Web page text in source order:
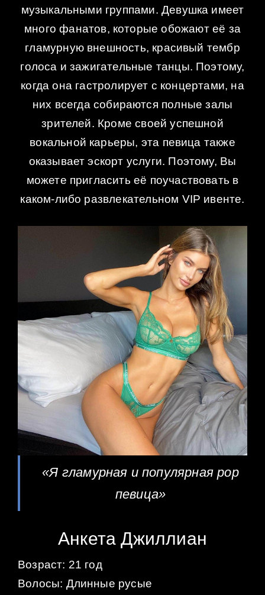
музыкальными группами. Девушка имеет
много фанатов, которые обожают её за
гламурную внешность, красивый тембр
голоса и зажигательные танцы. Поэтому,
когда она гастролирует с концертами, на
них всегда собираются полные залы
зрителей. Кроме своей успешной
вокальной карьеры, эта певица также
оказывает эскорт услуги. Поэтому, Вы
можете пригласить её поучаствовать в
каком-либо развлекательном VIP ивенте.
«Я гламурная и популярная pop
певица»
Анкета Джиллиан
Возраст: 21 год
Волосы: Длинные русые